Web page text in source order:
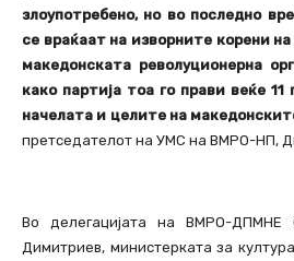
злоупотребено, но во последно
се враќаат на изворните корени
македонската револуционерна
како партија тоа го прави веќе 11
начелата и целите на
претседателот на УМС на ВМРО-НП,
Во делегацијата на ВМРО-ДПМНЕ
Димитриев, министерката за